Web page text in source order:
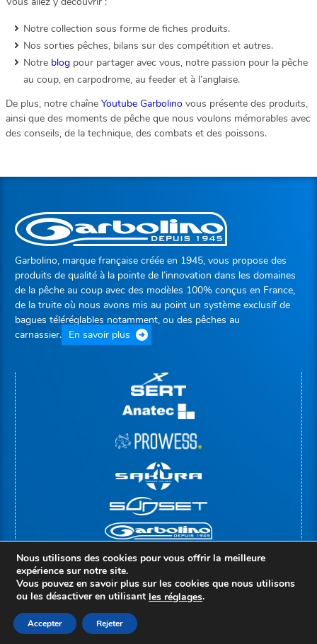
Notre collection sous forme de fiches produits.
Nos sorties pêches, bilans sur des compétition et autres.
Notre blog pour partager avec vous, notre passion pour la pêche
au coup, en carpodrome, au feeder et à l’anglaise.
De plus, notre chaîne Youtube Garbolino vous présente des produits,
ainsi que des moments de pêche que nous voulons mémorables avec
des conseils, de la technique, des combats et des poissons.
Garbolino, marque française créée en 1945, vous propose des
produits de qualité à la pointe de l’innovation dans les domaines
de la pêche au coup avec des modèles 100% conçus en France,
de la truite où nous avons mis au point un système exclusif de
bagues téléréglables notamment, ou des pêches au
carnassier. En savoir plus
© Copyright 2026 |
Groupe Rivolier
Mentions légales
Accès administrateur
Nous utilisons des cookies pour vous offrir la meilleure
expérience sur notre site.
Vous pouvez en savoir plus sur les cookies que nous utilisons
ou les désactiver en utilisant les réglages.
Accepter Rejeter